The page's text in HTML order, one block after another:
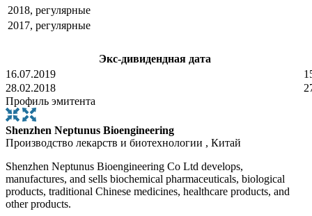
2018, регулярные
2017, регулярные
Экс-дивидендная дата
16.07.2019
28.02.2018
Профиль эмитента
Shenzhen Neptunus Bioengineering
Производство лекарств и биотехнологии , Китай
Shenzhen Neptunus Bioengineering Co Ltd develops,
manufactures, and sells biochemical pharmaceuticals, biological
products, traditional Chinese medicines, healthcare products, and
other products.